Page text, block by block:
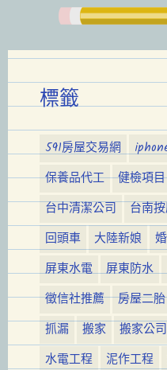
標籤
591房屋交易網
保養品代工
健檢項目
台中清潔公司
台南
回頭車
大陸新娘
屏東水電
屏東防水
徵信社推薦
房屋二胎
抓漏
搬家 搬家公司
水電工程
泥作工程